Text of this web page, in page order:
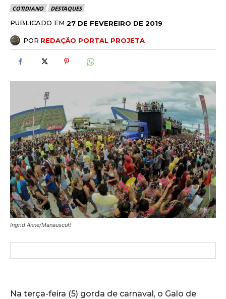
COTIDIANO DESTAQUES
PUBLICADO EM 27 DE FEVEREIRO DE 2019
POR REDAÇÃO PORTAL PROJETA
Ingrid Anne/Manauscult
Na terça-feira (5) gorda de carnaval, o Galo de